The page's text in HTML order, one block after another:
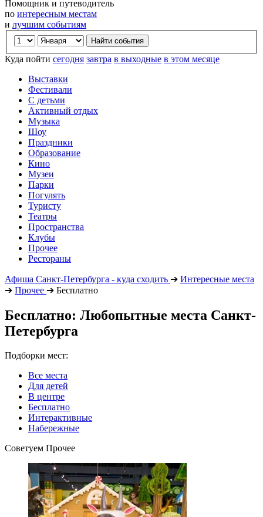
Помощник и путеводитель
по интересным местам
и лучшим событиям
Куда пойти сегодня завтра в выходные в этом месяце
Выставки
Фестивали
С детьми
Активный отдых
Музыка
Шоу
Праздники
Образование
Кино
Музеи
Парки
Погулять
Туристу
Театры
Пространства
Клубы
Прочее
Рестораны
Афиша Санкт-Петербурга - куда сходить ➔ Интересные места
➔ Прочее ➔ Бесплатно
Бесплатно: Любопытные места Санкт-
Петербурга
Подборки мест:
Все места
Для детей
В центре
Бесплатно
Интерактивные
Набережные
Советуем Прочее